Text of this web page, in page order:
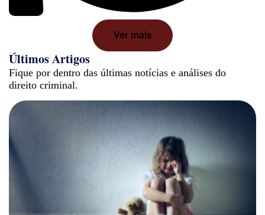
Ver mais
Últimos Artigos
Fique por dentro das últimas notícias e análises do
direito criminal.